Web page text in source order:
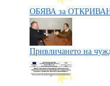
ОБЯВА за
Привличането на